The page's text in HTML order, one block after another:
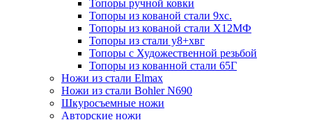
Топоры ручной ковки
Топоры из кованой стали 9хс.
Топоры из кованой стали Х12МФ
Топоры из стали у8+хвг
Топоры с Художественной резьбой
Топоры из кованной стали 65Г
Ножи из стали Elmax
Ножи из стали Bohler N690
Шкуросъемные ножи
Авторские ножи